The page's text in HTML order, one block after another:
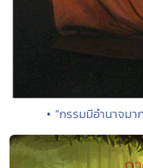
• "กรรมมีอำนาจม